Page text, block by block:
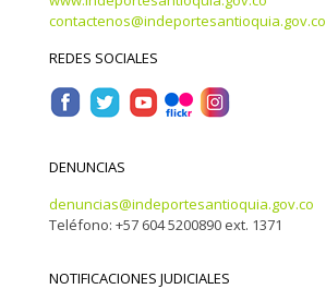
contactenos@indeportesantioquia.gov.co
REDES SOCIALES
DENUNCIAS
denuncias@indeportesantioquia.gov.co
Teléfono: +57 604 5200890 ext. 1371
NOTIFICACIONES JUDICIALES